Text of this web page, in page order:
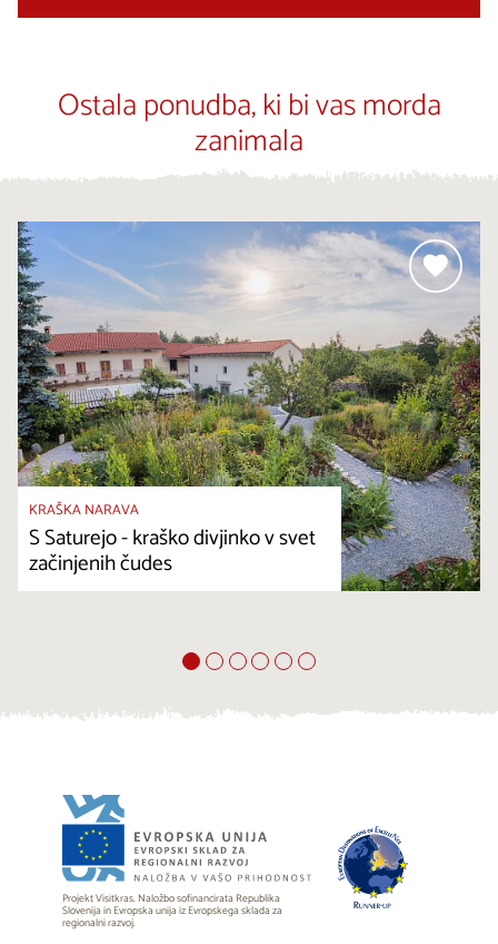
Ostala ponudba, ki bi vas morda
zanimala
KRAŠKA NARAVA
S Saturejo - kraško divjinko v svet
začinjenih čudes
Projekt Visitkras. Naložbo sofinancirata Republika
Slovenija in Evropska unija iz Evropskega sklada za
regionalni razvoj.